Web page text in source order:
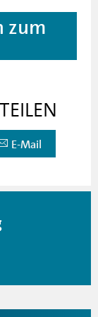
zum
E-Mail